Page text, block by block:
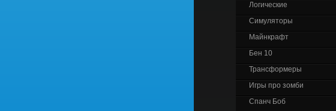
Логические
Симуляторы
Майнкрафт
Бен 10
Трансформеры
Игры про зомби
Спанч Боб